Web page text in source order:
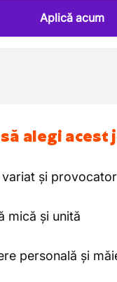
Aplică acum
alegi acest
variat și provocator
mică și unită
personală și